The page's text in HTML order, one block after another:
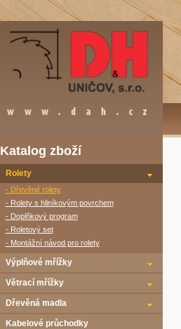
Katalog zboží
Rolety
- Dřevěné rolety
- Rolety s hliníkovým povrchem
- Doplňkový program
- Roletový set
- Montážní návod pro rolety
Výplňové mřížky
Větrací mřížky
Dřevěná madla
Kabelové průchodky